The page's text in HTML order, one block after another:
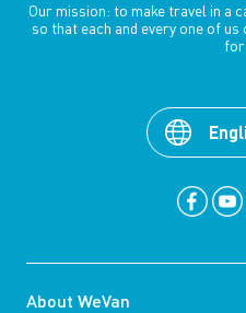
Our mission: to make travel in a
so that each and every one of us
for
About WeVan